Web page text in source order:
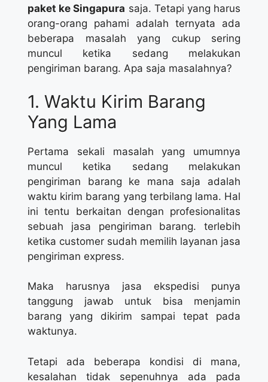
paket ke Singapura saja. Tetapi yang harus
orang-orang pahami adalah ternyata ada
beberapa masalah yang cukup sering
muncul ketika sedang melakukan
pengiriman barang. Apa saja masalahnya?
1. Waktu Kirim Barang
Yang Lama
Pertama sekali masalah yang umumnya
muncul ketika sedang melakukan
pengiriman barang ke mana saja adalah
waktu kirim barang yang terbilang lama. Hal
ini tentu berkaitan dengan profesionalitas
sebuah jasa pengiriman barang. terlebih
ketika customer sudah memilih layanan jasa
pengiriman express.
Maka harusnya jasa ekspedisi punya
tanggung jawab untuk bisa menjamin
barang yang dikirim sampai tepat pada
waktunya.
Tetapi ada beberapa kondisi di mana,
kesalahan tidak sepenuhnya ada pada